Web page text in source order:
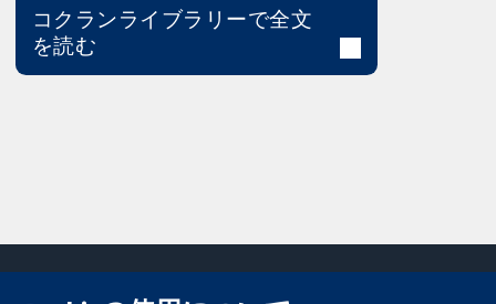
コクランライブラリーで全文
を読む